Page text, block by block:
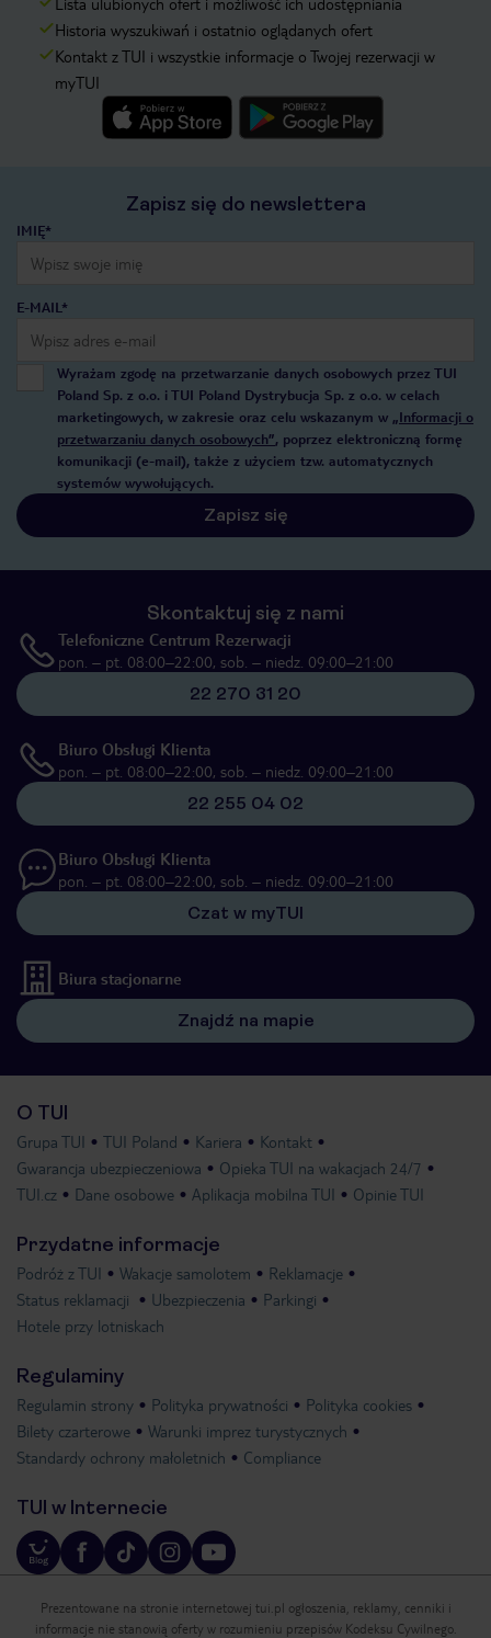
Historia wyszukiwań i ostatnio oglądanych ofert
Kontakt z TUI i wszystkie informacje o Twojej rezerwacji w
myTUI
Zapisz się do newslettera
IMIĘ*
E-MAIL*
Wyrażam zgodę na przetwarzanie danych osobowych przez TUI
Poland Sp. z o.o. i TUI Poland Dystrybucja Sp. z o.o. w celach
marketingowych, w zakresie oraz celu wskazanym w „Informacji o
przetwarzaniu danych osobowych”, poprzez elektroniczną formę
komunikacji (e-mail), także z użyciem tzw. automatycznych
systemów wywołujących.
Zapisz się
Skontaktuj się z nami
Telefoniczne Centrum Rezerwacji
pon. – pt. 08:00–22:00, sob. – niedz. 09:00–21:00
22 270 31 20
Biuro Obsługi Klienta
pon. – pt. 08:00–22:00, sob. – niedz. 09:00–21:00
22 255 04 02
Biuro Obsługi Klienta
pon. – pt. 08:00–22:00, sob. – niedz. 09:00–21:00
Czat w myTUI
Biura stacjonarne
Znajdź na mapie
O TUI
Grupa TUI TUI Poland Kariera
Kontakt
Gwarancja ubezpieczeniowa
Opieka TUI na wakacjach 24/7
TUI.cz
Dane osobowe Aplikacja mobilna TUI Opinie TUI
Przydatne informacje
Podróż z TUI Wakacje samolotem
Reklamacje
Status reklamacji
Ubezpieczenia
Parkingi
Hotele przy lotniskach
Regulaminy
Regulamin strony Polityka prywatności
Polityka cookies
Bilety czarterowe
Warunki imprez turystycznych
Standardy ochrony małoletnich
Compliance
TUI w Internecie
Prezentowane na stronie internetowej tui.pl ogłoszenia, reklamy, cenniki i
informacje nie stanowią oferty w rozumieniu przepisów Kodeksu Cywilnego.